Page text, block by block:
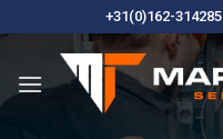
til
+31(0)162-314285